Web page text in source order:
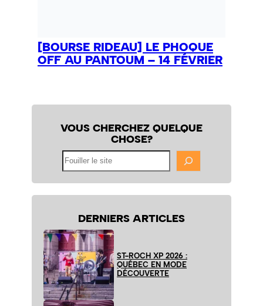
[BOURSE RIDEAU] LE PHOQUE
OFF AU PANTOUM – 14 FÉVRIER
VOUS CHERCHEZ QUELQUE
CHOSE?
DERNIERS ARTICLES
ST-ROCH XP 2026 :
QUÉBEC EN MODE
DÉCOUVERTE